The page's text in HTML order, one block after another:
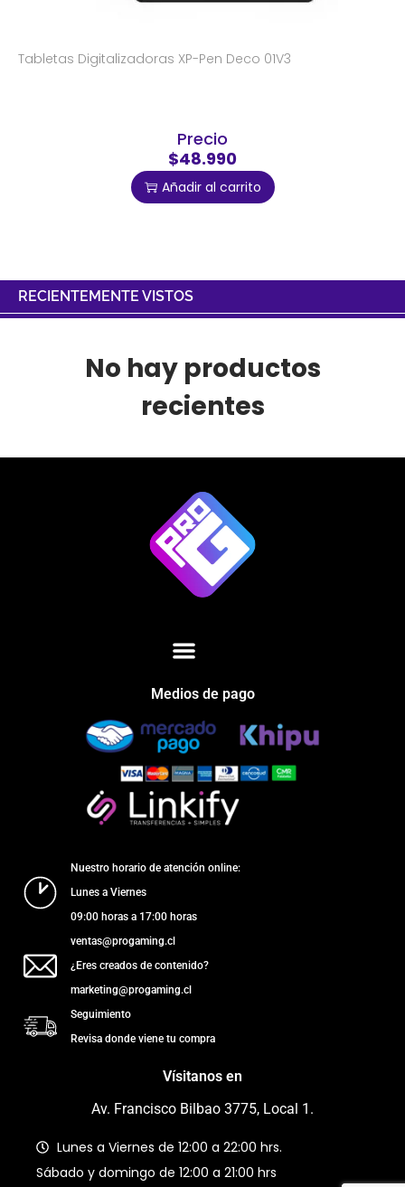
Tabletas Digitalizadoras XP-Pen Deco 01V3
Precio
$48.990
Añadir al carrito
RECIENTEMENTE VISTOS
No hay productos
recientes
Medios de pago
Nuestro horario de atención online:
Lunes a Viernes
09:00 horas a 17:00 horas
ventas@progaming.cl
¿Eres creados de contenido?
marketing@progaming.cl
Seguimiento
Revisa donde viene tu compra
Vísitanos en
Av. Francisco Bilbao 3775, Local 1.
Lunes a Viernes de 12:00 a 22:00 hrs.
Sábado y domingo de 12:00 a 21:00 hrs